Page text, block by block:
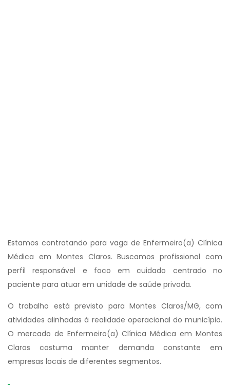
Estamos contratando para vaga de Enfermeiro(a) Clínica
Médica em Montes Claros. Buscamos profissional com
perfil responsável e foco em cuidado centrado no
paciente para atuar em unidade de saúde privada.
O trabalho está previsto para Montes Claros/MG, com
atividades alinhadas à realidade operacional do município.
O mercado de Enfermeiro(a) Clínica Médica em Montes
Claros costuma manter demanda constante em
empresas locais de diferentes segmentos.